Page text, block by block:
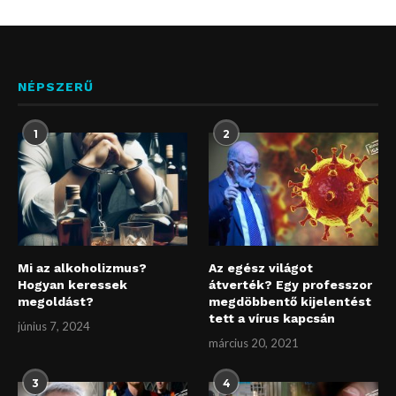
NÉPSZERŰ
1
Mi az alkoholizmus?
Hogyan keressek
megoldást?
június 7, 2024
2
Az egész világot
átverték? Egy professzor
megdöbbentő kijelentést
tett a vírus kapcsán
március 20, 2021
3 4